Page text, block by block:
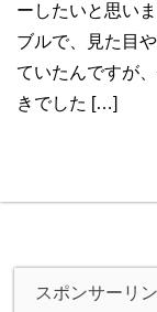
ーしたいと思い
ブルで、見た目
ていたんですが
きでした […]
スポンサーリ